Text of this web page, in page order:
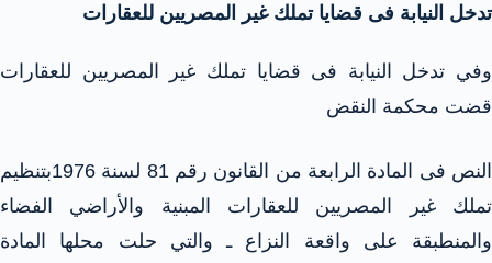
تدخل النيابة فى قضايا تملك غير المصريين للعقارات
وفي تدخل النيابة فى قضايا تملك غير المصريين للعقارات
قضت محكمة النقض
النص فى المادة الرابعة من القانون رقم 81 لسنة 1976بتنظيم
تملك غير المصريين للعقارات المبنية والأراضي الفضاء
والمنطبقة على واقعة النزاع ـ والتي حلت محلها المادة